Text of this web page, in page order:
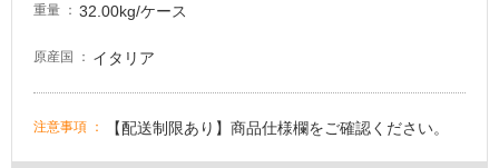
重量 32.00kg/ケース
原産国 イタリア
注意事項 【配送制限あり】商品仕様欄をご確認ください。
て
る
し